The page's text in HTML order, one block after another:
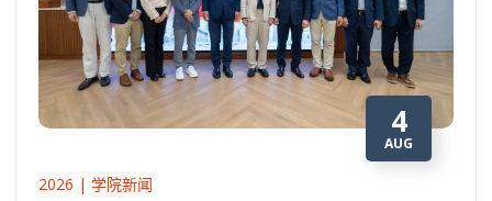
4
AUG
2026 | 学院新闻